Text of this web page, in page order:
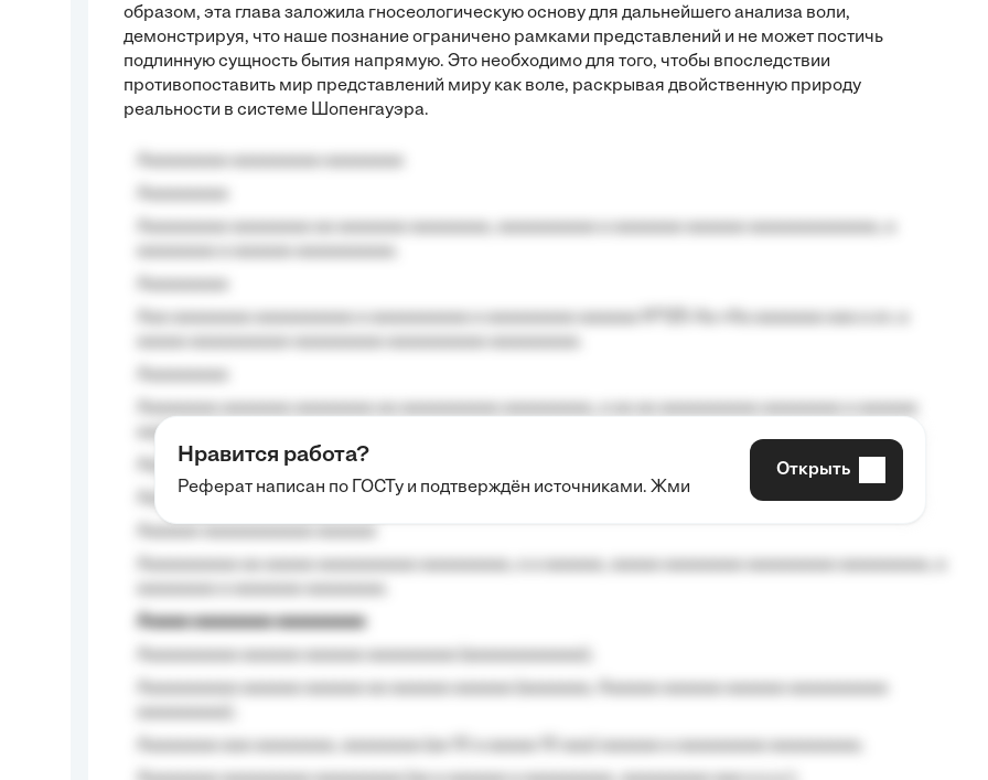
образом, эта глава заложила гносеологическую основу для дальнейшего анализа воли,
демонстрируя, что наше познание ограничено рамками представлений и не может постичь
подлинную сущность бытия напрямую. Это необходимо для того, чтобы впоследствии
противопоставить мир представлений миру как воле, раскрывая двойственную природу
реальности в системе Шопенгауэра.
aaaa aaaa.
Aaaaaaaaa
Aaaaaaaaaa aa aaa aaaaaaaaa, a aaa aaaaaaaaaa aaa, a aaaaaaaaaa, aaaaaa aaaaaa a aaaaaa.
Aaaaa aaaaaaaa aaaaaaaaa
Нравится работа?
Реферат написан по ГОСТу и подтверждён источниками. Жми
Открыть